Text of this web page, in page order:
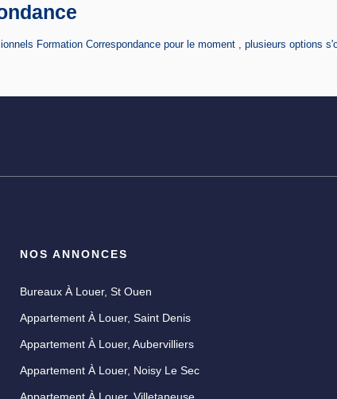
Formation Correspondance pour le moment , plusieurs options
NOS ANNONCES
Bureaux À Louer, St Ouen
Appartement À Louer, Saint Denis
Appartement À Louer, Aubervilliers
Appartement À Louer, Noisy Le Sec